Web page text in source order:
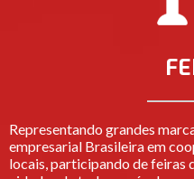
Representando grandes
empresarial Brasileira em
locais, participando de feiras